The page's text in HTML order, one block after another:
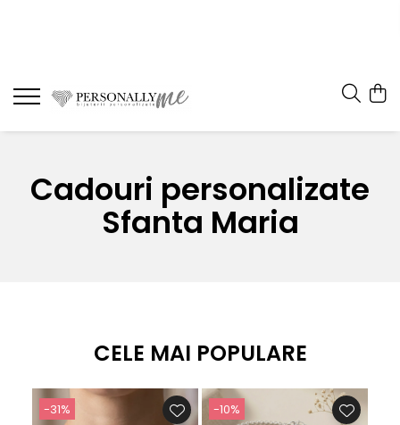
Cadouri personalizate
Sfanta Maria
CELE MAI POPULARE
-31% -10%